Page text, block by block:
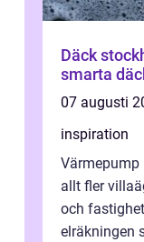
Däck stockholm en guide
smarta
07 augusti
inspiration
Värmepump
allt fler
och
elräkningen